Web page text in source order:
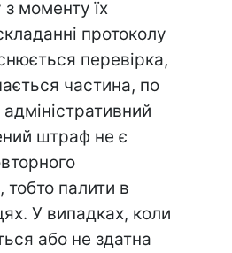
з моменту їх
протоколу
перевірка,
частина, по
штраф не є
палити в
У випадках, коли
або не здатна